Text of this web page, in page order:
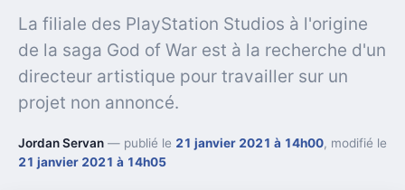
La filiale des PlayStation Studios à l'origine
de la saga God of War est à la recherche d'un
directeur artistique pour travailler sur un
projet non annoncé.
Jordan Servan — publié le 21 janvier 2021 à 14h00, modifié le
21 janvier 2021 à 14h05